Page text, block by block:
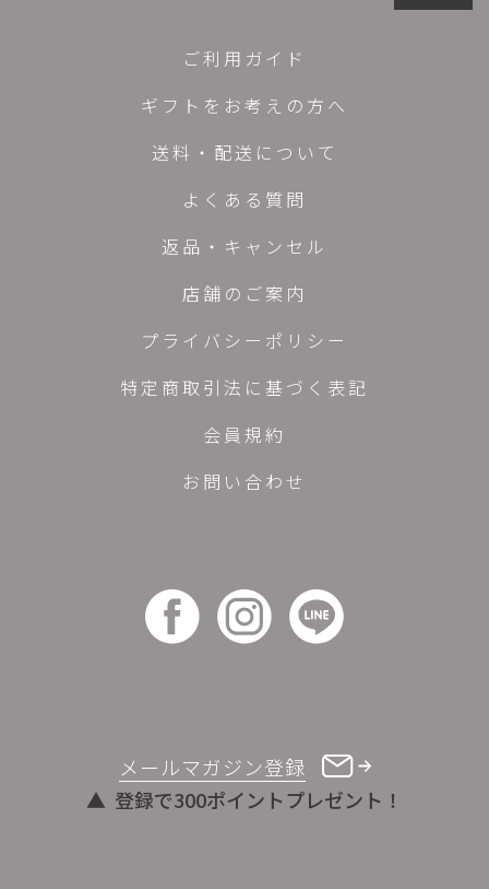
メールマガジン登録
登録で300ポイントプレゼント！
ご利用ガイド
ギフトをお考えの方へ
送料・配送について
よくある質問
返品・キャンセル
店舗のご案内
プライバシーポリシー
特定商取引法に基づく表記
会員規約
お問い合わせ